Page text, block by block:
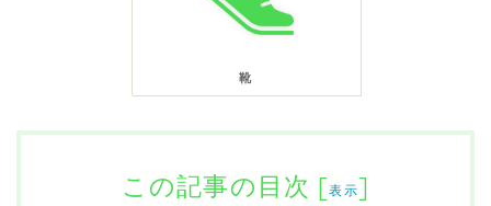
靴
この記事の目次 [表示]